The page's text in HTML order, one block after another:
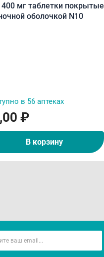
мг таблетки покрытые
оболочкой N10
в 56 аптеках
₽
В корзину